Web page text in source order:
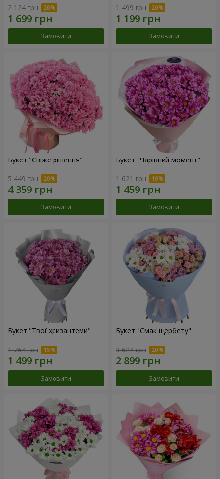
2 124 грн
Замовити
1 499 грн
Замовити
Букет "Свіже рішення"
5 449 грн
Замовити
Букет "Чарівний момент"
1 621 грн
Замовити
Букет "Твої хризантеми"
1 764 грн
Замовити
Букет "Смак щербету"
3 624 грн
Замовити